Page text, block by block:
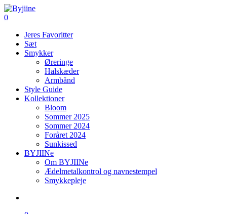
Skip
to
content
search
0
Jeres Favoritter
Sæt
Smykker
Øreringe
Halskæder
Armbånd
Style Guide
Kollektioner
Bloom
Sommer 2025
Sommer 2024
Foråret 2024
Sunkissed
BYJIINe
Om BYJIINe
Ædelmetalkontrol og navnestempel
Smykkepleje